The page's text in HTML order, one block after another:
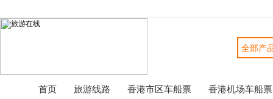
首页 旅游线路 香港市区车船票 香港机场车船票